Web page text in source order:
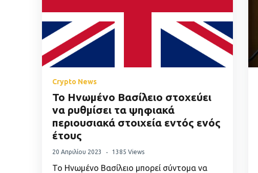
Crypto News
Το Ηνωμένο Βασίλειο στοχεύει
να ρυθμίσει τα ψηφιακά
περιουσιακά στοιχεία εντός ενός
έτους
20 Απριλίου 2023 1385 Views
Το Ηνωμένο Βασίλειο μπορεί σύντομα να